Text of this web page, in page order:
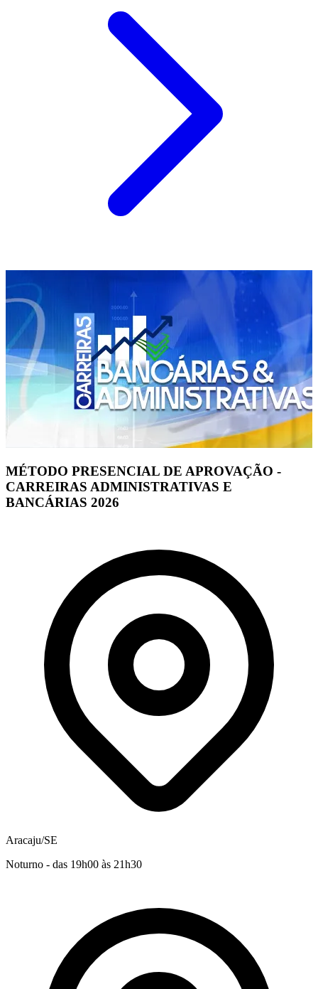
MÉTODO PRESENCIAL DE APROVAÇÃO -
CARREIRAS ADMINISTRATIVAS E
BANCÁRIAS 2026
Aracaju/SE
Noturno - das 19h00 às 21h30